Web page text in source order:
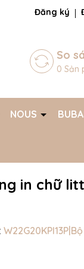
Đăng ký
So
0 Sản
NOUS
in chữ